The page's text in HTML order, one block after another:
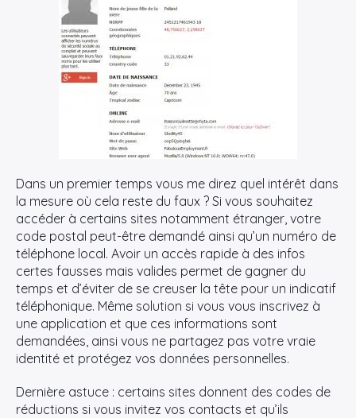
Dans un premier temps vous me direz quel intérêt dans
la mesure où cela reste du faux ? Si vous souhaitez
accéder à certains sites notamment étranger, votre
code postal peut-être demandé ainsi qu’un numéro de
téléphone local. Avoir un accès rapide à des infos
certes fausses mais valides permet de gagner du
temps et d’éviter de se creuser la tête pour un indicatif
téléphonique. Même solution si vous vous inscrivez à
une application et que ces informations sont
demandées, ainsi vous ne partagez pas votre vraie
identité et protégez vos données personnelles.
Dernière astuce : certains sites donnent des codes de
réductions si vous invitez vos contacts et qu’ils